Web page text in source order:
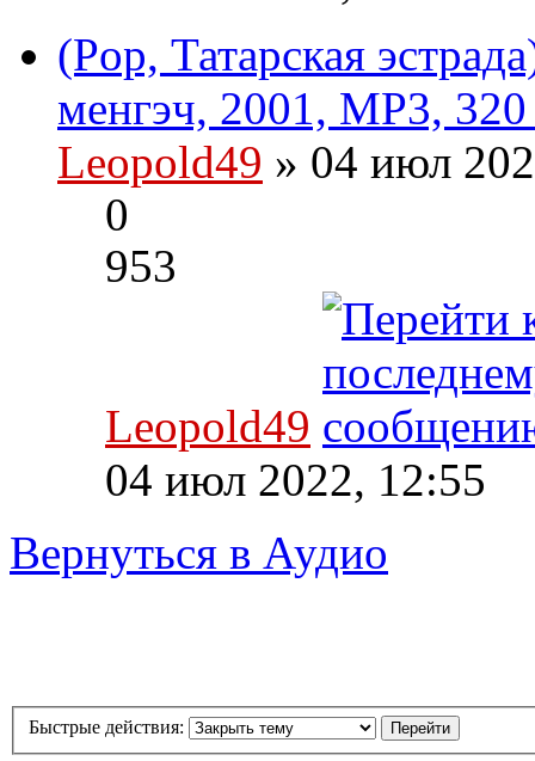
(Pop, Татарская
менгэч, 2001, MP3,
Leopold49 » 04 июл
0
953
Leopold49
04 июл 2022, 12:55
Вернуться в Аудио
Быстрые действия: